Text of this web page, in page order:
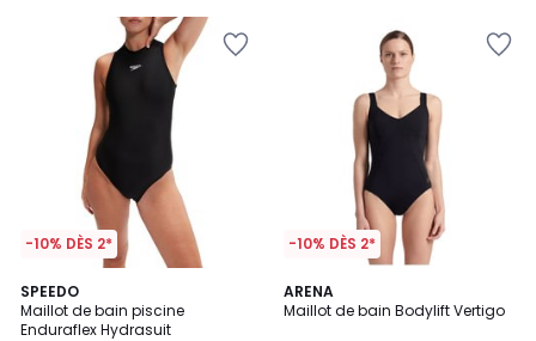
-10% DÈS 2*
SPEEDO
Maillot de bain piscine
Enduraflex Hydrasuit
4,3
/ 5
-10% DÈS 2*
ARENA
Maillot de bain Bodylift Vertigo
4,6
/ 5